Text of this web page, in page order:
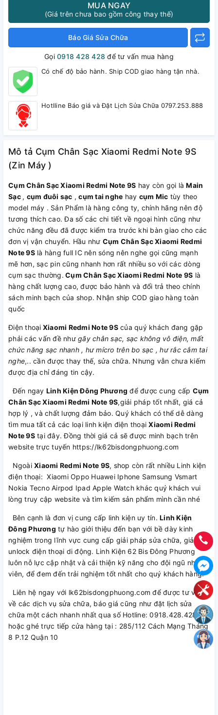
MUA NGAY
(Giá trên chưa bao gồm công thay thế)
Báo Giá Sửa Chữa
Gọi0918 428 428 để tư vấn mua hàng
Có chế độ bảo hành. Ship COD giao hàng tận nhà.
Hotlline Báo giá và Đặt Lịch Sửa Chữa 0797.253.888
Mô tả Cụm Chân Sạc Xiaomi Redmi Note 9S
(Zin Máy )
Cụm Chân Sạc Xiaomi Redmi Note 9S hay còn gọi làMain
Sạc , cụm đuôi sạc ,cụm tai nghe hay cụm Mic tùy theo
model máy . Sản Phẩm là hàng công ty, chính hãng nên độ
tương thích cao. Đa số các chi tiết về ngoại hình cũng như
chức năng đều đã được kiểm tra trước khi bàn giao cho các
đơn vị vận chuyển. Hầu như Cụm Chân Sạc Xiaomi Redmi
Note 9Slà hàng full IC nên sóng nên nghe gọi cũng mạnh
mẽ hơn, sạc pin cũng nhanh hơn rất nhiều so với các dòng
cụm sạc thường. Cụm Chân Sạc Xiaomi Redmi Note 9S là
hàng chất lượng cao, được bảo hành và đổi trả theo chính
sách minh bạch của shop. Nhận ship COD giao hàng toàn
quốc
Điện thoại Xiaomi Redmi Note 9Scủa quý khách đang gặp
phải các vấn đề như gãy chân sạc, sạc không vô điện, mất
chức năng sạc nhanh , hư mícro trên bo sạc , hư rắc cắm tai
nghe,.. cần được thay thế, sửa chữa. Nhưng vẫn chưa kiếm
được địa chỉ đáng tin cậy.
Đến ngay Linh Kiện Đông Phương để được cung cấp Cụm
Chân Sạc Xiaomi Redmi Note 9S,giải pháp tốt nhất, giá cả
hợp lý , và chất lượng đảm bảo. Quý khách có thể dễ dàng
tìm mua tất cả các loại linh kiện điện thoạiXiaomi Redmi
Note 9Stại đây. Đồng thời giá cả sẽ được minh bạch trên
website trực tuyến https://lk62bisdongphuong.com
Ngoài Xiaomi Redmi Note 9S, shop còn rất nhiều Linh kiện
điện thoại: Xiaomi Oppo Huawei Iphone Samsung Vsmart
Nokia Tecno Airpod Ipad Apple Watch khác quý khách vui
lòng truy cập website và tìm kiếm sản phẩm mình cần nhé
Bên cạnh là đơn vị cung cấp linh kiện uy tín. Linh Kiện
Đông Phương tự hào giới thiệu đến bạn với bề dày kinh
nghiệm trong lĩnh vực cung cấp giải pháp sửa chữa, giải mã,
unlock điện thoại di động. Linh Kiện 62 Bis Đông Phương
luôn nỗ lực cập nhật và cải thiện kỹ năng cho đội ngũ nhân
viên, để đem đến trải nghiệm tốt nhất cho quý khách hàng.
Liên hệ ngay với lk62bisdongphuong.com để được tư vấn
về các dịch vụ sửa chữa, báo giá cũng như đặt lịch sửa
chữa một cách nhanh nhất qua số Hotline: 0918.428.428
hoặc ghé trực tiếp cửa hàng tại : 285/112 Cách Mạng Tháng
8 P.12 Quận 10